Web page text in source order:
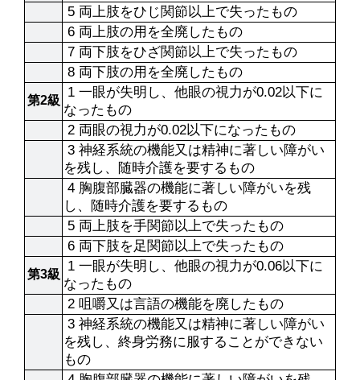
5 両上肢をひじ関節以上で失ったもの
6 両上肢の用を全廃したもの
7 両下肢をひざ関節以上で失ったもの
8 両下肢の用を全廃したもの
第2級
なったもの
2 両眼の視力が0.02以下になったもの
を残し、随時介護を要するもの
し、随時介護を要するもの
5 両上肢を手関節以上で失ったもの
6 両下肢を足関節以上で失ったもの
第3級
なったもの
2 咀嚼又は言語の機能を廃したもの
を残し、終身労務に服することができない
もの